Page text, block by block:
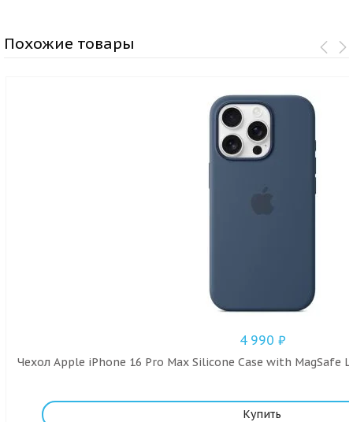
Похожие товары
4 990 ₽
Чехол Apple iPhone 16 Pro Max Silicone Case with MagSafe
Купить